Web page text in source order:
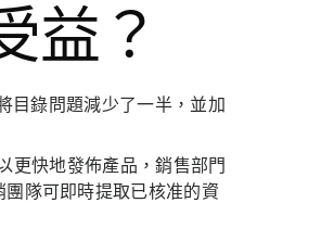
益？
目錄問題減少了一半，並加
更快地發佈產品，銷售部門
團隊可即時提取已核准的資